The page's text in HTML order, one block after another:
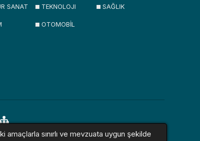
SANAT TEKNOLOJI SAĞLIK
OTOMOBİL
amaçlarla sınırlı ve mevzuata uygun şekilde